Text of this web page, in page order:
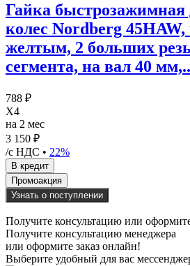
Гайка быстрозажимная
колес Nordberg 45HAW,
желтым, 2 больших
сегмента, на вал 40
788 ₽
X4
на 2 мес
3 150 ₽
/с НДС • 22%
Узнать о поступлении
Получите консультацию или
Получите консультацию менеджера
или оформите заказ онлайн!
Выберите удобный для вас